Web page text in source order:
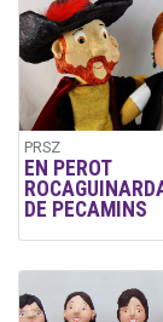
PRSZ
EN PEROT
DE PECAMINS